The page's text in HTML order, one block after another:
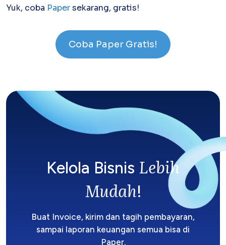
Yuk, coba Papersekarang, gratis!
Coba Paper Gratis!
Kelola Bisnis Lebih
Mudah!
Buat Invoice, kirim dan tagih pembayaran,
sampai laporan keuangan semua bisa di
Paper.